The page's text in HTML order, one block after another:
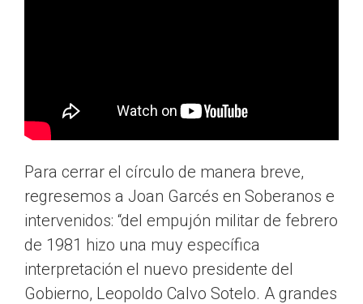
Para cerrar el círculo de manera breve,
regresemos a Joan Garcés en Soberanos e
intervenidos: “del empujón militar de febrero
de 1981 hizo una muy específica
interpretación el nuevo presidente del
Gobierno, Leopoldo Calvo Sotelo. A grandes